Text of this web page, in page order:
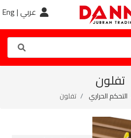
عربي |Eng
تفلون
التحكم الحراري تفلون